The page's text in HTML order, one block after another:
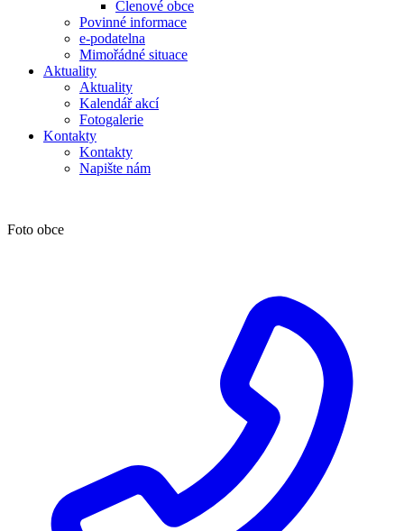
Členové obce
Povinné informace
e-podatelna
Mimořádné situace
Aktuality
Aktuality
Kalendář akcí
Fotogalerie
Kontakty
Kontakty
Napište nám
Foto obce